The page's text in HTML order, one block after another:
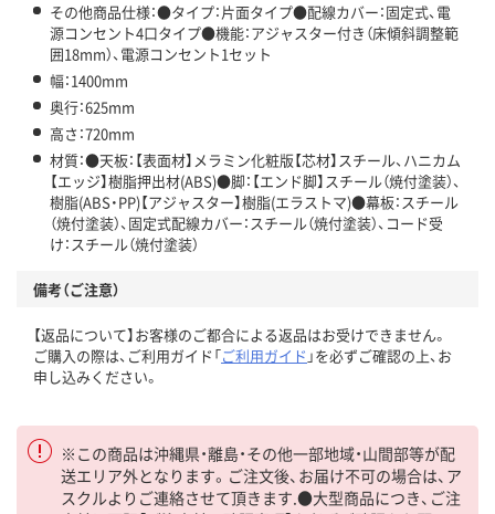
その他商品仕様：●タイプ：片面タイプ●配線カバー：固定式、電
源コンセント4口タイプ●機能：アジャスター付き（床傾斜調整範
囲18mm）、電源コンセント1セット
幅：1400mm
奥行：625mm
高さ：720mm
材質：●天板：【表面材】メラミン化粧版【芯材】スチール、ハニカム
【エッジ】樹脂押出材(ABS)●脚：【エンド脚】スチール（焼付塗装）、
樹脂(ABS・PP)【アジャスター】樹脂(エラストマ)●幕板：スチール
（焼付塗装）、固定式配線カバー：スチール（焼付塗装）、コード受
け：スチール（焼付塗装）
備考（ご注意）
【返品について】お客様のご都合による返品はお受けできません。
ご購入の際は、ご利用ガイド「ご利用ガイド 」を必ずご確認の上、お
申し込みください。
※この商品は沖縄県・離島・その他一部地域・山間部等が配
送エリア外となります。ご注文後、お届け不可の場合は、ア
スクルよりご連絡させて頂きます.●大型商品につき、ご注